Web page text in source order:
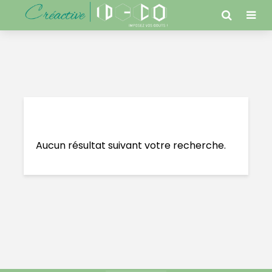
Aucun résultat suivant votre recherche.